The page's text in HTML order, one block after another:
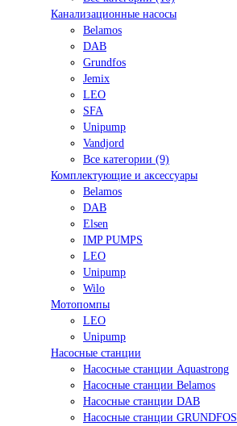
Канализационные насосы
Belamos
DAB
Grundfos
Jemix
LEO
SFA
Unipump
Vandjord
Все категории (9)
Комплектующие и аксессуары
Belamos
DAB
Elsen
IMP PUMPS
LEO
Unipump
Wilo
Мотопомпы
LEO
Unipump
Насосные станции
Насосные станции Aquastrong
Насосные станции Belamos
Насосные станции DAB
Насосные станции GRUNDFOS